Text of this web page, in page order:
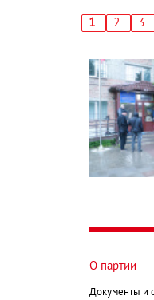
Текущая
1 2 3
О партии
Документы и